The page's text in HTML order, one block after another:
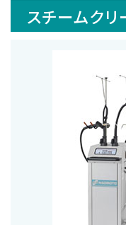
スチームク